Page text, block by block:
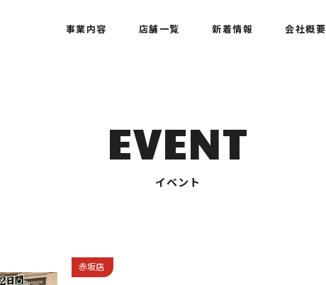
事業内容 店舗一覧 新着情報 会社概要
EVENT
イベント
赤坂店